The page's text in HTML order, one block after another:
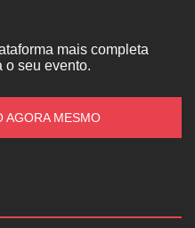
mais completa
o seu evento.
AGORA MESMO